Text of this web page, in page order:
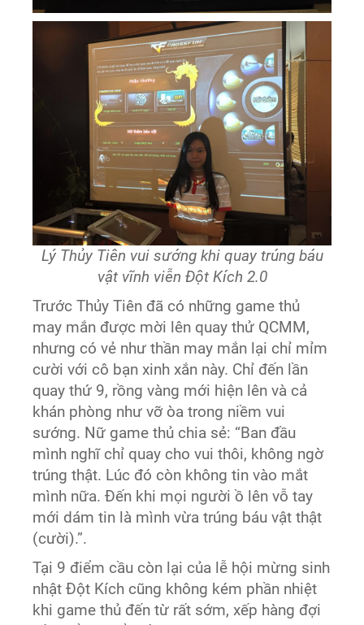
Lý Thủy Tiên vui sướng khi quay trúng báu
vật vĩnh viễn Đột Kích 2.0
Trước Thủy Tiên đã có những game thủ
may mắn được mời lên quay thử QCMM,
nhưng có vẻ như thần may mắn lại chỉ mỉm
cười với cô bạn xinh xắn này. Chỉ đến lần
quay thứ 9, rồng vàng mới hiện lên và cả
khán phòng như vỡ òa trong niềm vui
sướng. Nữ game thủ chia sẻ: “Ban đầu
mình nghĩ chỉ quay cho vui thôi, không ngờ
trúng thật. Lúc đó còn không tin vào mắt
mình nữa. Đến khi mọi người ồ lên vỗ tay
mới dám tin là mình vừa trúng báu vật thật
(cười).”.
Tại 9 điểm cầu còn lại của lễ hội mừng sinh
nhật Đột Kích cũng không kém phần nhiệt
khi game thủ đến từ rất sớm, xếp hàng đợi